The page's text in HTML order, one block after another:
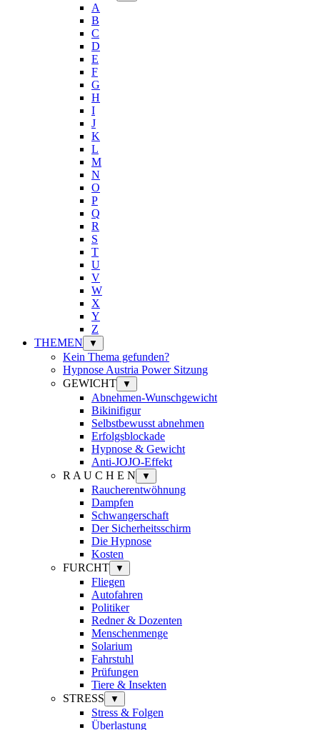
A
B
C
D
E
F
G
H
I
J
K
L
M
N
O
P
Q
R
S
T
U
V
W
X
Y
Z
THEMEN
▼
Kein Thema gefunden?
Hypnose Austria Power Sitzung
GEWICHT
▼
Abnehmen-Wunschgewicht
Bikinifigur
Selbstbewusst abnehmen
Erfolgsblockade
Hypnose & Gewicht
Anti-JOJO-Effekt
R A U C H E N
▼
Raucherentwöhnung
Dampfen
Schwangerschaft
Der Sicherheitsschirm
Die Hypnose
Kosten
FURCHT
▼
Fliegen
Autofahren
Politiker
Redner & Dozenten
Menschenmenge
Solarium
Fahrstuhl
Prüfungen
Tiere & Insekten
STRESS
▼
Stress & Folgen
Überlastung